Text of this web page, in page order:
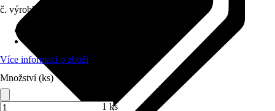
č. výrobku
Více informací o zboží
Množství (ks)
1 ks